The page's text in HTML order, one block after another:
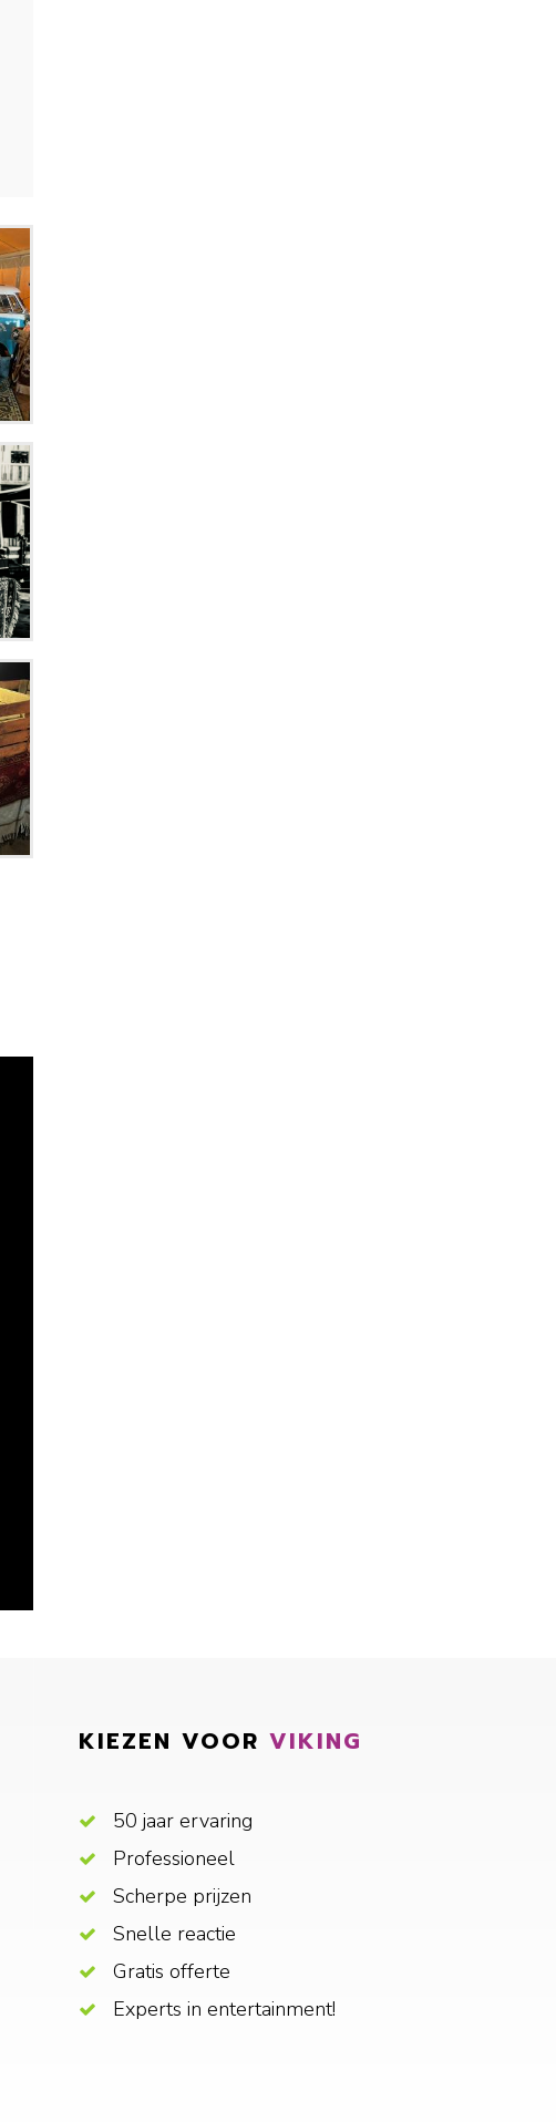
KIEZEN VOOR VIKING
50 jaar ervaring
Professioneel
Scherpe prijzen
Snelle reactie
Gratis offerte
Experts in entertainment!